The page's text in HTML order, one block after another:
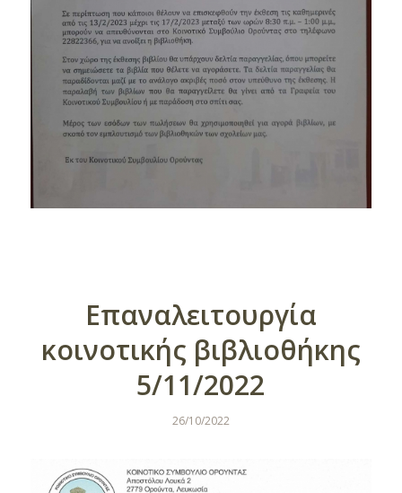
Επαναλειτουργία
κοινοτικής βιβλιοθήκης
5/11/2022
26/10/2022